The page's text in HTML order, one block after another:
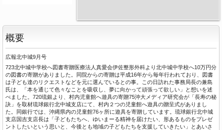
概要
広報北中城9月号
723北中城中学校へ図書寄贈医療法人真愛会伊佐整形外科より北中城中学校へ10万円分
の図書の寄贈がありました。同院からの寄贈は平成16年から毎年行われており、図書
は子ども達のリクエストなどを元に選んでいるとの事。この日訪れた事務局長の兼島
氏は、「本を通じて色々なことを吸収し、夢に向かって頑張って欲しい」と想いを述
べました。720琉銀より、村内児童館へ遊具の寄贈75沖大メディア研究会が「長寿の秘
訣」を取材琉球銀行北中城支店にて、村内２つの児童館へ遊具の贈呈式がありまし
た。同銀行では、沖縄県内の児童館76ヶ所に遊具を寄贈しています。琉球銀行北中城
支店国吉支店長は「子どもたちへ、ゆいまーる精神を届けたい、形あるものをプレゼ
ントしたいという思いと、今後とも地域の子どもたちを支援していきたい」とあいさ